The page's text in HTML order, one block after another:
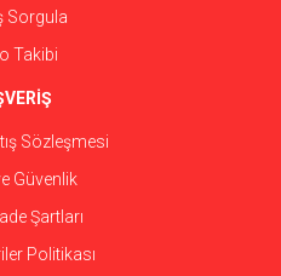
Sorgula
Takibi
Sözleşmesi
Güvenlik
Şartları
Politikası